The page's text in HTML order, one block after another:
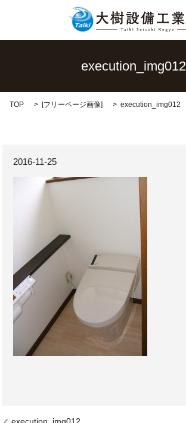
execution_img012
TOP [フリーページ画像] execution_img012
2016-11-25